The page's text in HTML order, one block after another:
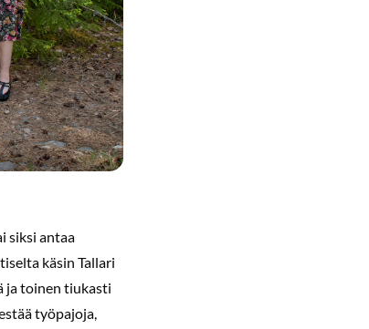
siksi antaa
käsin Tallari
ja toinen tiukasti
työpajoja,